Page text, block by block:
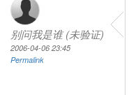
别问我是谁 (未验证)
2006-04-06 23:45
Permalink